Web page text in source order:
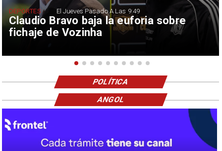
Claudio Bravo baja la euforia sobre
fichaje de Vozinha
DEPORTES El Jueves Pasado A Las 9:49
POLÍTICA
ANGOL